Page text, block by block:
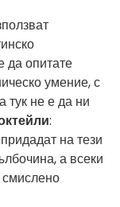
да опитате
умение, с
тук не е да ни
:
на тези
а всеки
смислено